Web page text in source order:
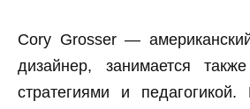
Cory Grosser —
дизайнер, занимается
стратегиями и